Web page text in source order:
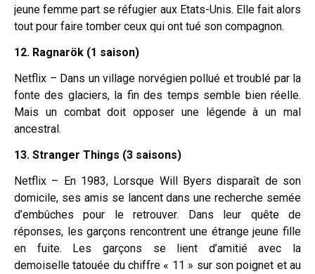
jeune femme part se réfugier aux Etats-Unis. Elle fait alors
tout pour faire tomber ceux qui ont tué son compagnon.
12. Ragnarök (1 saison)
Netflix – Dans un village norvégien pollué et troublé par la
fonte des glaciers, la fin des temps semble bien réelle.
Mais un combat doit opposer une légende à un mal
ancestral.
13. Stranger Things (3 saisons)
Netflix – En 1983, Lorsque Will Byers disparaît de son
domicile, ses amis se lancent dans une recherche semée
d’embûches pour le retrouver. Dans leur quête de
réponses, les garçons rencontrent une étrange jeune fille
en fuite. Les garçons se lient d’amitié avec la
demoiselle tatouée du chiffre « 11 » sur son poignet et au